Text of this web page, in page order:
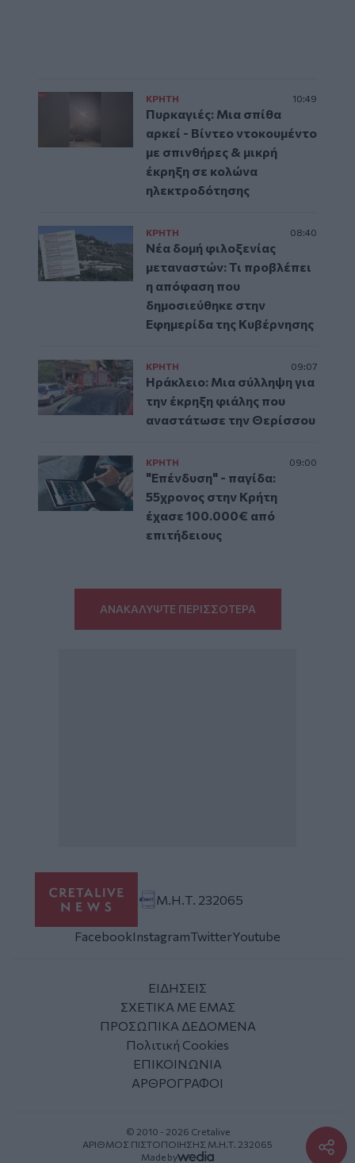
ΚΡΗΤΗ 10:49
Πυρκαγιές: Μια σπίθα
αρκεί - Βίντεο ντοκουμέντο
με σπινθήρες & μικρή
έκρηξη σε κολώνα
ηλεκτροδότησης
ΚΡΗΤΗ 08:40
Νέα δομή φιλοξενίας
μεταναστών: Τι προβλέπει
η απόφαση που
δημοσιεύθηκε στην
Εφημερίδα της Κυβέρνησης
ΚΡΗΤΗ 09:07
Ηράκλειο: Μια σύλληψη για
την έκρηξη φιάλης που
αναστάτωσε την Θερίσσου
ΚΡΗΤΗ 09:00
"Επένδυση" - παγίδα:
55χρονος στην Κρήτη
έχασε 100.000€ από
επιτήδειους
ΑΝΑΚΑΛΥΨΤΕ ΠΕΡΙΣΣΟΤΕΡΑ
Μ.Η.Τ. 232065
FacebookInstagramTwitterYoutube
ΕΙΔΗΣΕΙΣ
ΣΧΕΤΙΚΑ ΜΕ ΕΜΑΣ
ΠΡΟΣΩΠΙΚΑ ΔΕΔΟΜΕΝΑ
Πολιτική Cookies
ΕΠΙΚΟΙΝΩΝΙΑ
ΑΡΘΡΟΓΡΑΦΟΙ
© 2010 - 2026 Cretalive
ΑΡΙΘΜΟΣ ΠΙΣΤΟΠΟΙΗΣΗΣ Μ.Η.Τ. 232065
Made by